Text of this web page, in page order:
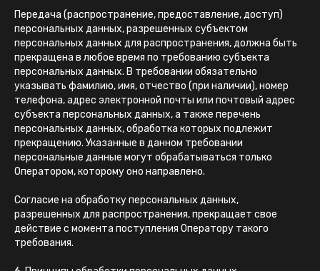
Передача (распространение, предоставление, доступ)
персональных данных, разрешенных субъектом
персональных данных для распространения, должна быть
прекращена в любое время по требованию субъекта
персональных данных. В требовании обязательно
указывать фамилию, имя, отчество (при наличии), номер
телефона, адрес электронной почты или почтовый адрес
субъекта персональных данных, а также перечень
персональных данных, обработка которых подлежит
прекращению. Указанные в данном требовании
персональные данные могут обрабатываться только
Оператором, которому оно направлено.
Согласие на обработку персональных данных,
разрешенных для распространения, прекращает свое
действие с момента поступления Оператору такого
требования.